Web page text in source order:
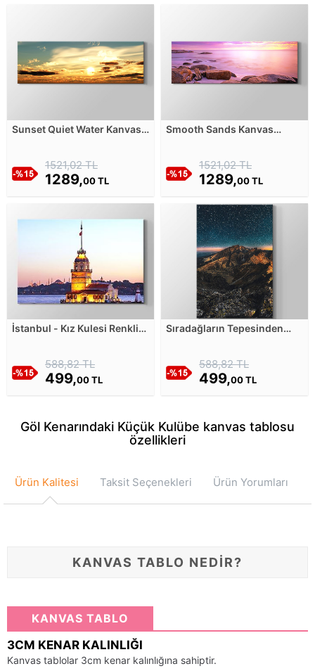
Sunset Quiet Water Kanvas
1521,02 TL
1289,00 TL
Smooth Sands Kanvas
1521,02 TL
1289,00 TL
İstanbul - Kız Kulesi Renkli
588,82 TL
499,00 TL
Sıradağların Tepesinden
588,82 TL
499,00 TL
Göl Kenarındaki Küçük Kulübe kanvas tablosu
özellikleri
Ürün Kalitesi Taksit Seçenekleri Ürün Yorumları
KANVAS TABLO NEDİR?
KANVAS TABLO
3CM KENAR KALINLIĞI
Kanvas tablolar 3cm kenar kalınlığına sahiptir.